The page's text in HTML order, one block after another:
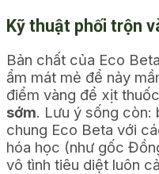
Kỹ thuật phối trộn
Bản chất của Eco
ẩm mát mẻ để nảy
điểm vàng để xịt
sớm. Lưu ý sống còn:
chung Eco Beta với
hóa học (như gốc
vô tình tiêu diệt luôn